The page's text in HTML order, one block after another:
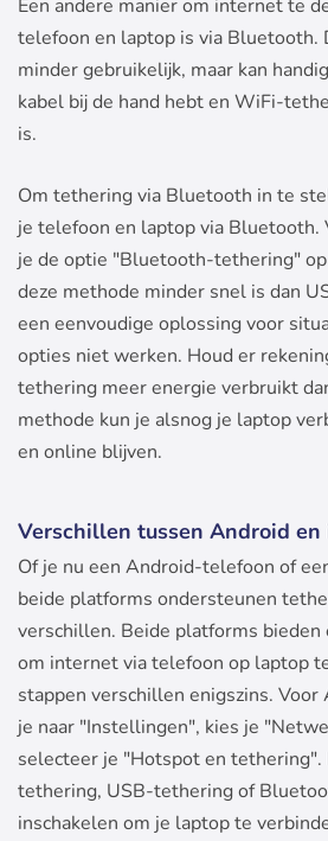
Een andere manier om internet te
telefoon en laptop is via Bluetooth.
minder gebruikelijk, maar kan
kabel bij de hand hebt en WiFi-
is.
Om tethering via Bluetooth in te
je telefoon en laptop via Bluetooth.
je de optie "Bluetooth-tethering"
deze methode minder snel is dan
een eenvoudige oplossing voor
opties niet werken. Houd er
tethering meer energie verbruikt
methode kun je alsnog je laptop
en online blijven.
Verschillen tussen Android
Of je nu een Android-telefoon of
beide platforms ondersteunen
verschillen. Beide platforms bieden
om internet via telefoon op laptop
stappen verschillen enigszins. Voor
je naar "Instellingen", kies je
selecteer je "Hotspot en
tethering, USB-tethering of
inschakelen om je laptop te